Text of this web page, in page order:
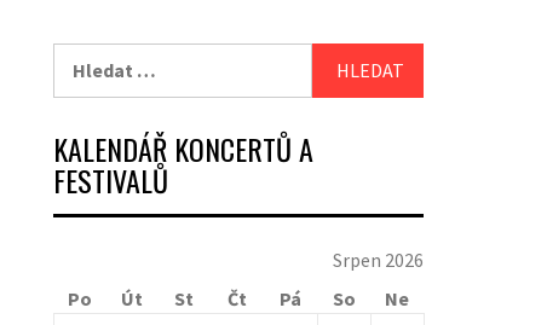
KALENDÁŘ KONCERTŮ A
FESTIVALŮ
Srpen 2026
Po
Út St Čt Pá So
Ne